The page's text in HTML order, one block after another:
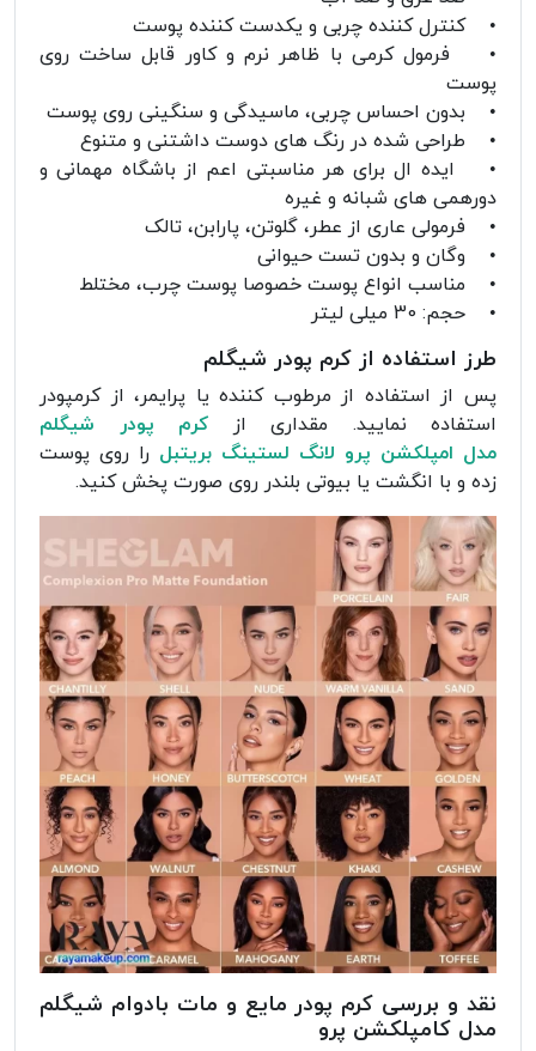
• کنترل کننده چربی و یکدست کننده پوست
• فرمول کرمی با ظاهر نرم و کاور قابل ساخت روی
پوست
• بدون احساس چربی، ماسیدگی و سنگینی روی پوست
• طراحی شده در رنگ های دوست داشتنی و متنوع
• ایده ال برای هر مناسبتی اعم از باشگاه مهمانی و
دورهمی های شبانه و غیره
• فرمولی عاری از عطر، گلوتن، پارابن، تالک
• وگان و بدون تست حیوانی
• مناسب انواع پوست خصوصا پوست چرب، مختلط
• حجم: 30 میلی لیتر
طرز استفاده از کرم پودر شیگلم
پس از استفاده از مرطوب کننده یا پرایمر، از کرمپودر
استفاده نمایید. مقداری از کرم پودر شیگلم
مدل امپلکشن پرو لانگ لستینگ بریتبل را روی پوست
زده و با انگشت یا بیوتی بلندر روی صورت پخش کنید.
نقد و بررسی کرم پودر مایع و مات بادوام شیگلم
مدل کامپلکشن پرو